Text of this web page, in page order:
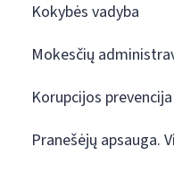
Kokybės vadyba
Mokesčių
Korupcijos prevencija
Pranešėjų apsauga.